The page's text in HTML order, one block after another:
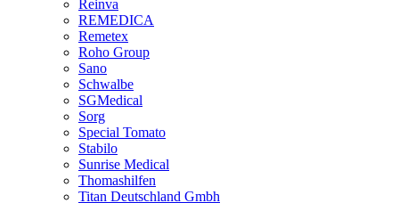
Reinva
REMEDICA
Remetex
Roho Group
Sano
Schwalbe
SGMedical
Sorg
Special Tomato
Stabilo
Sunrise Medical
Thomashilfen
Titan Deutschland Gmbh